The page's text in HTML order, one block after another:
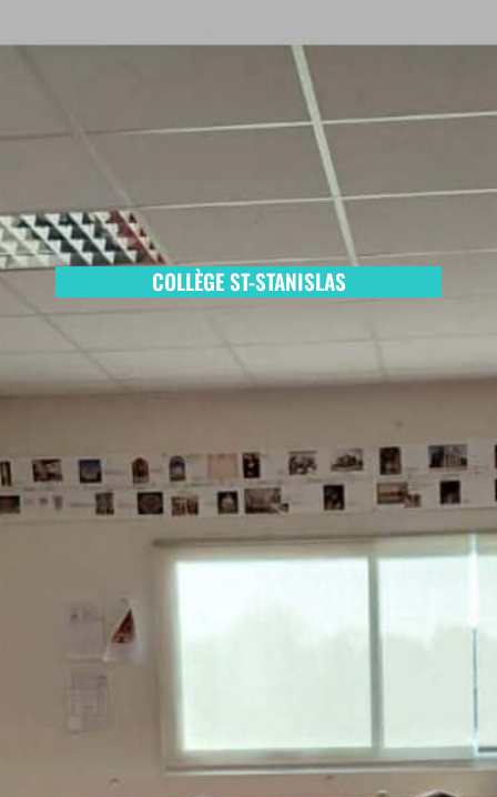
COLLÈGE ST-STANISLAS